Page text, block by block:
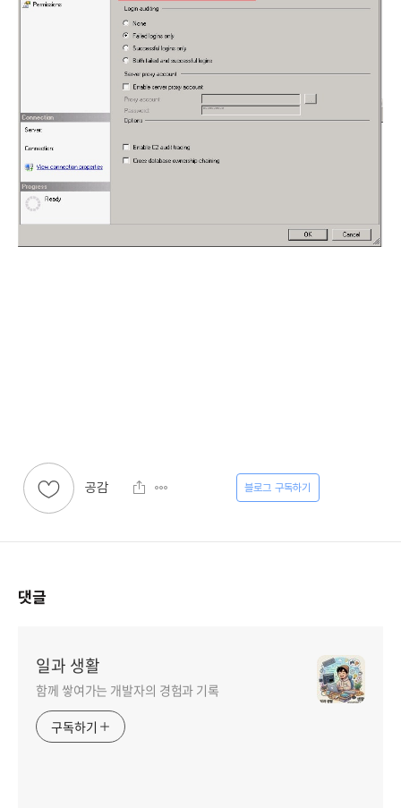
공감 구독하기
댓글
일과 생활
함께 쌓여가는 개발자의 경험과 기록
구독하기